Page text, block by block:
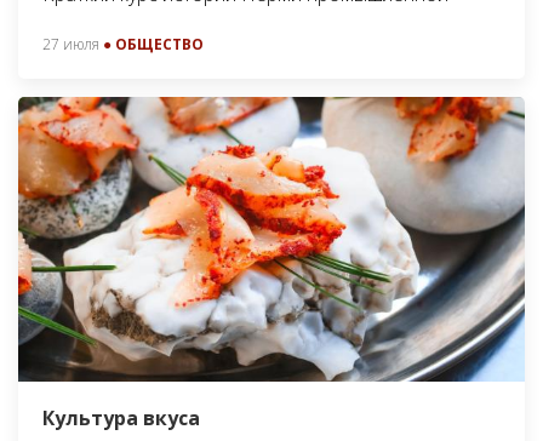
27 июля ● ОБЩЕСТВО
Культура вкуса